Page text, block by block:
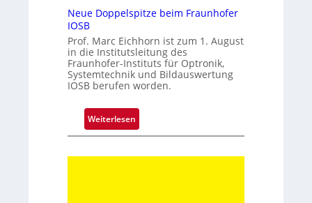
t
K
a
m
e
a
t
c
Neue Doppelspitze beim Fraunhofer
IOSB
Prof. Marc Eichhorn ist zum 1. August
in die Institutsleitung des
Fraunhofer-Instituts für Optronik,
Systemtechnik und Bildauswertung
IOSB berufen worden.
Weiterlesen:
N